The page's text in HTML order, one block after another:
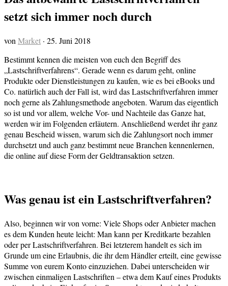
setzt sich immer noch durch
von Market · 25. Juni 2018
Bestimmt kennen die meisten von euch den Begriff des
„Lastschriftverfahrens“. Gerade wenn es darum geht, online
Produkte oder Dienstleistungen zu kaufen, wie es bei eBooks und
Co. natürlich auch der Fall ist, wird das Lastschriftverfahren immer
noch gerne als Zahlungsmethode angeboten. Warum das eigentlich
so ist und vor allem, welche Vor- und Nachteile das Ganze hat,
werden wir im Folgenden erläutern. Anschließend werdet ihr ganz
genau Bescheid wissen, warum sich die Zahlungsort noch immer
durchsetzt und auch ganz bestimmt neue Branchen kennenlernen,
die online auf diese Form der Geldtransaktion setzen.
Was genau ist ein Lastschriftverfahren?
Also, beginnen wir von vorne: Viele Shops oder Anbieter machen
es dem Kunden heute leicht: Man kann per Kreditkarte bezahlen
oder per Lastschriftverfahren. Bei letzterem handelt es sich im
Grunde um eine Erlaubnis, die ihr dem Händler erteilt, eine gewisse
Summe von eurem Konto einzuziehen. Dabei unterscheiden wir
zwischen einmaligen Lastschriften – etwa dem Kauf eines Produkts